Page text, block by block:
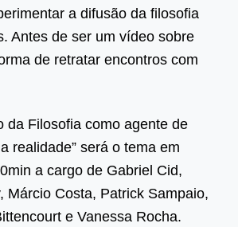
a difusão da filosofia
Antes de ser um vídeo sobre
de retratar encontros com
da Filosofia como agente de
realidade” será o tema em
a cargo de Gabriel Cid,
Márcio Costa, Patrick Sampaio,
e Vanessa Rocha.